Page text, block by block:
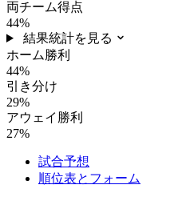
両チーム得点
44%
結果統計を見る
ホーム勝利
44%
引き分け
29%
アウェイ勝利
27%
試合予想
順位表とフォーム